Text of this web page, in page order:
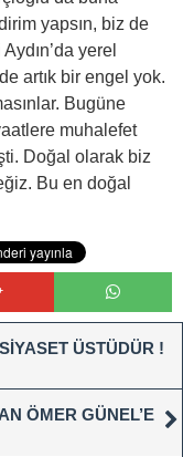
yapsın, biz de
yerel
artık bir engel yok.
Bugüne
muhalefet
Doğal olarak biz
Bu en doğal
ÜSTÜDÜR !
ÖMER GÜNEL’E